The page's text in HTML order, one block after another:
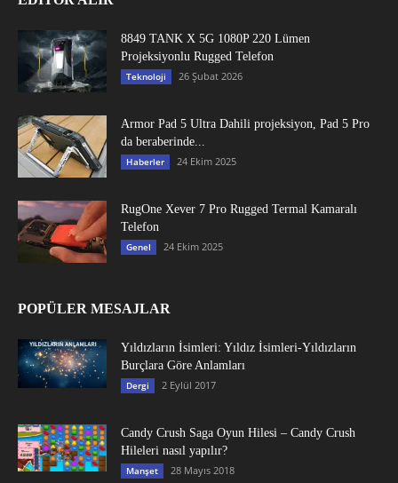
8849 TANK X 5G 1080P 220 Lümen
Projeksiyonlu Rugged Telefon
Teknoloji 26 Şubat 2026
Armor Pad 5 Ultra Dahili projeksiyon, Pad 5 Pro
da beraberinde...
Haberler 24 Ekim 2025
RugOne Xever 7 Pro Rugged Termal Kamaralı
Telefon
Genel 24 Ekim 2025
POPÜLER MESAJLAR
Yıldızların İsimleri: Yıldız İsimleri-Yıldızların
Burçlara Göre Anlamları
Dergi 2 Eylül 2017
Candy Crush Saga Oyun Hilesi – Candy Crush
Hileleri nasıl yapılır?
Manşet 28 Mayıs 2018